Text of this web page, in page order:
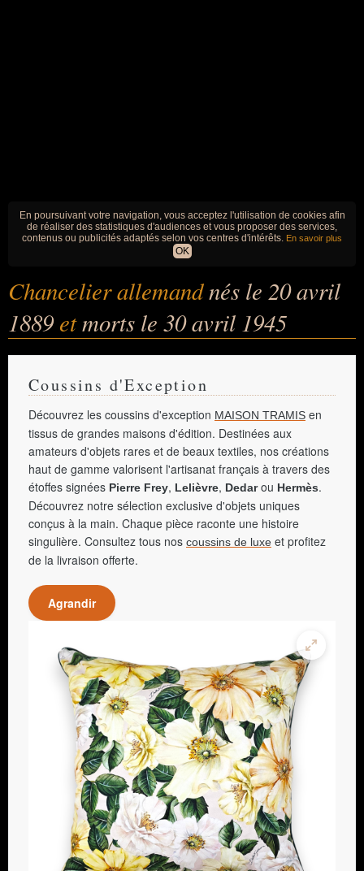
En poursuivant votre navigation, vous acceptez l'utilisation de cookies afin
de réaliser des statistiques d'audiences et vous proposer des services,
contenus ou publicités adaptés selon vos centres d'intérêts. En savoir plus
OK
Chancelier allemandnés le 20 avril
1889etmorts le 30 avril 1945
Coussins d'Exception
Découvrez les coussins d'exception MAISON TRAMIS en
tissus de grandes maisons d'édition. Destinées aux
amateurs d'objets rares et de beaux textiles, nos créations
haut de gamme valorisent l'artisanat français à travers des
étoffes signées Pierre Frey, Lelièvre, Dedarou Hermès.
Découvrez notre sélection exclusive d'objets uniques
conçus à la main. Chaque pièce raconte une histoire
singulière. Consultez tous nos coussins de luxe et profitez
de la livraison offerte.
Agrandir